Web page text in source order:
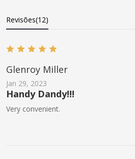
Revisões(12)
Glenroy Miller
Jan 29, 2023
Handy Dandy!!!
Very convenient.